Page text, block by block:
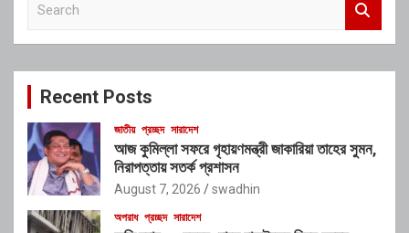
c
Recent Posts
জাতীয় প্রচ্ছদ সারাদেশ
আজ কুমিল্লা সফরে গৃহায়ণমন্ত্রী জাকারিয়া তাহের সুমন,
নিরাপত্তায় সতর্ক প্রশাসন
August 7, 2026 swadhin
অপরাধ প্রচ্ছদ সারাদেশ